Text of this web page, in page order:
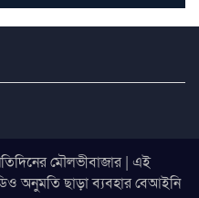
মৌলভীবাজার | এই
অনুমতি ছাড়া ব্যবহার বেআইনি